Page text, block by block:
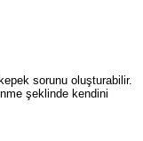
sorunu oluşturabilir.
şeklinde kendini